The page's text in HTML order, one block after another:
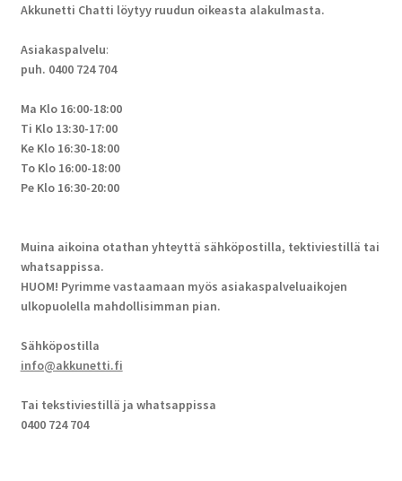
Akkunetti Chatti löytyy ruudun oikeasta alakulmasta.
Asiakaspalvelu:
puh. 0400 724 704
Ma Klo 16:00-18:00
Ti Klo 13:30-17:00
Ke Klo 16:30-18:00
To Klo 16:00-18:00
Pe Klo 16:30-20:00
Muina aikoina otathan yhteyttä sähköpostilla, tektiviestillä tai
whatsappissa.
HUOM! Pyrimme vastaamaan myös asiakaspalveluaikojen
ulkopuolella mahdollisimman pian.
Sähköpostilla
info@akkunetti.fi
Tai tekstiviestillä ja whatsappissa
0400 724 704